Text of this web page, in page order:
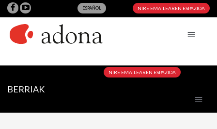
ESPAÑOL NIRE EMAILEAREN ESPAZIOA
NIRE EMAILEAREN ESPAZIOA
BERRIAK